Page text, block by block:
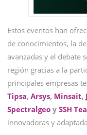
Estos eventos han
de conocimientos, la
avanzadas y el debate
región gracias a la
principales empresas
Tipsa, Arsys, Minsait,
Spectralgeo y SSH
innovadoras y